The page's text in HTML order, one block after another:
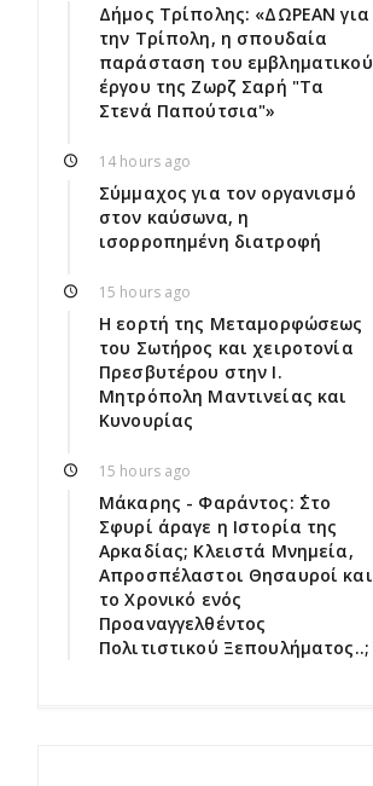
Δήμος Τρίπολης: «ΔΩΡΕΑΝ για
την Τρίπολη, η σπουδαία
παράσταση του εμβληματικού
έργου της Ζωρζ Σαρή "Τα
Στενά Παπούτσια"»
14 hours ago
Σύμμαχος για τον οργανισμό
στον καύσωνα, η
ισορροπημένη διατροφή
15 hours ago
Η εορτή της Μεταμορφώσεως
του Σωτήρος και χειροτονία
Πρεσβυτέρου στην Ι.
Μητρόπολη Μαντινείας και
Κυνουρίας
15 hours ago
Μάκαρης - Φαράντος: ΄΄Στο
Σφυρί άραγε η Ιστορία της
Αρκαδίας; Κλειστά Μνημεία,
Απροσπέλαστοι Θησαυροί και
το Χρονικό ενός
Προαναγγελθέντος
Πολιτιστικού Ξεπουλήματος..;΄΄